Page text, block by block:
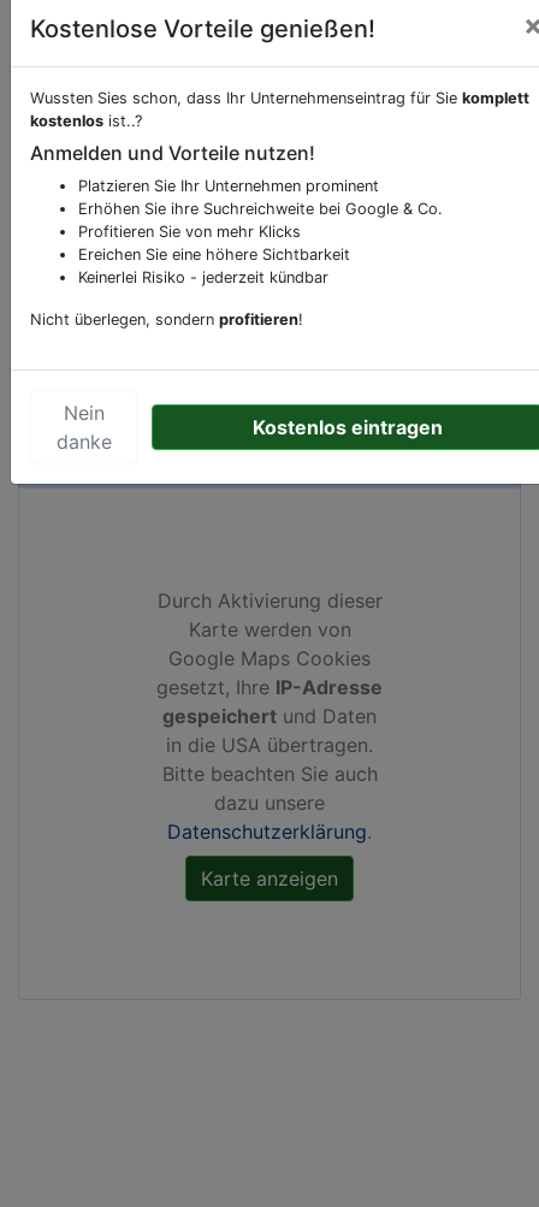
Beschreibung & Services vonKneipe
Sie möchten eine Beschreibung, Dienstleistung
oder andere relevante Informationen hinzufügen?
Klicken Sie bittehierum uns zu kontaktieren.
Gerne erweitern wir Ihren Firmeneintrag um
Sonderangebote odere besondere Services, die
Ihr Unternehmen anbietet und womit Sie sich von
Ihren Wettbewerbern abheben.
Kartenansicht Josef-Kleesattel-Straße 16in
Durch Aktivierung dieser
Karte werden von
Google Maps Cookies
gesetzt, Ihre IP-Adresse
gespeichert und Daten
in die USA übertragen.
Bitte beachten Sie auch
dazu unsere
Datenschutzerklärung.
Kostenlose Vorteile genießen!
Wussten Sies schon, dass Ihr Unternehmenseintrag für Sie komplett
kostenlos ist..?
Anmelden und Vorteile nutzen!
Platzieren Sie Ihr Unternehmen prominent
Erhöhen Sie ihre Suchreichweite bei Google & Co.
Profitieren Sie von mehr Klicks
Ereichen Sie eine höhere Sichtbarkeit
Keinerlei Risiko - jederzeit kündbar
Nicht überlegen, sondern profitieren!
Nein
danke
Kostenlos eintragen